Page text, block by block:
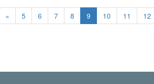
« 5 6 7 8 9 10 11 12